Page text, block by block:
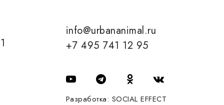
info@urbananimal.ru
+7 495 741 12 95
Разработка: SOCIAL EFFECT